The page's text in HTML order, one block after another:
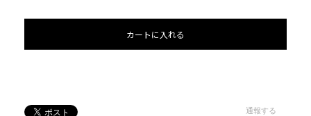
カートに入れる
通報する